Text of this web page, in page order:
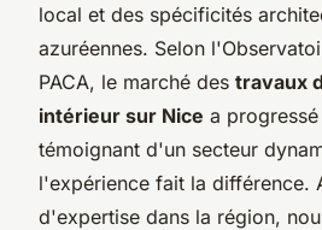
local et des spécificités
azuréennes. Selon
PACA, le marché des travaux
intérieur sur Nice a
témoignant d'un secteur
l'expérience fait la différence.
d'expertise dans la région,